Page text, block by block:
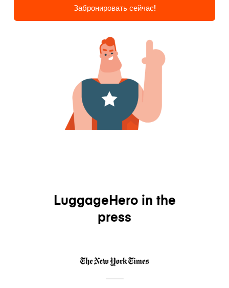
Забронировать сейчас!
LuggageHero in the
press